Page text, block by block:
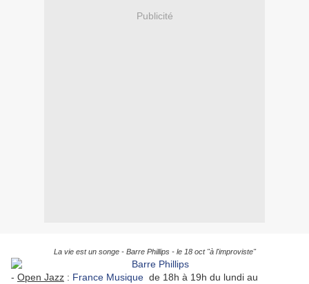
Publicité
La vie est un songe - Barre Phillips - le 18 oct "à l'improviste"
- Open Jazz : France Musique de 18h à 19h du lundi au